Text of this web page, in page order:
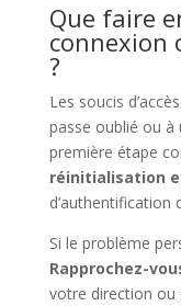
Que faire
connexion
?
Les soucis
passe oublié ou à
première étape
réinitialisation
d’authentification
Si le problème
Rapprochez-
votre direction ou